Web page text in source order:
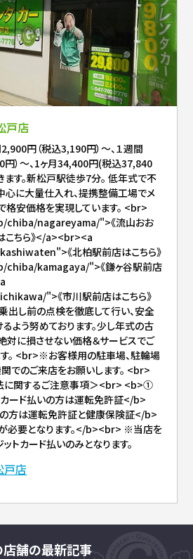
戸店
円（税込3,190円）～、１週間
）～、1ヶ月34,400円(税込37,840
ます。新松戸駅徒歩7分。 低年式で不
に大量仕入れ、提携整備工場でメ
格安価格を実現しています。 <br>
nagareyama/">《流山おお
こちら》</a><br><a
《北柏駅前店はこちら》
kamagaya/">《鎌ヶ谷駅前店
">《市川駅前店はこちら》
し前の点検を徹底して行い、安全
よう努めております。少し年式の古
対に損させない価格＆サービスでご
。 <br>※お客様用の駐車場、駐輪場
でのご来店をお願いします。 <br>
関するご注意事項＞<br> <b>①
ード払いの方は運転免許証</b>
は運転免許証と健康保険証</b>
要となります。</b><br> ※当店を
トカード払いのみとなります。
戸店
店舗の最新記事